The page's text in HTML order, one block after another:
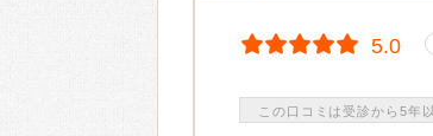
5.0
この口コミは受診から5年